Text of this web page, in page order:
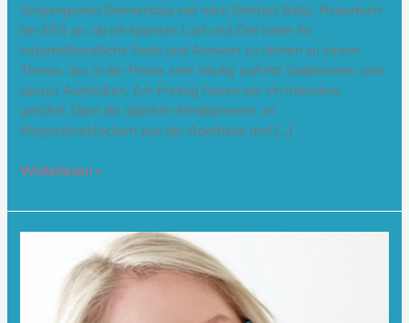
Vergangenen Donnerstag rief mich Steffani Balle, Reporterin
bei SR3 an, ob ich spontan Lust und Zeit hätte ihr
naturheilkundliche Rede und Antwort zu stehen zu einem
Thema, das in der Praxis sehr häufig auftritt: Sodbrennen und
saures Aufstoßen. Am Freitag haben wir ein Interview
geführt. Über die üblichen Medikamente an
Magesäureblockern aus der Apotheke und […]
Weiterlesen »
Interview